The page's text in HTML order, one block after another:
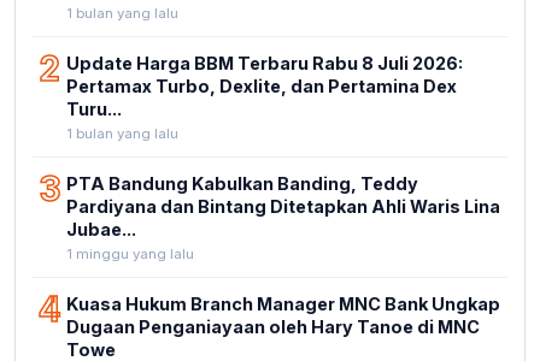
1 bulan yang lalu
2 Update Harga BBM Terbaru Rabu 8 Juli 2026:
Pertamax Turbo, Dexlite, dan Pertamina Dex
Turu...
1 bulan yang lalu
3 PTA Bandung Kabulkan Banding, Teddy
Pardiyana dan Bintang Ditetapkan Ahli Waris Lina
Jubae...
1 minggu yang lalu
4 Kuasa Hukum Branch Manager MNC Bank Ungkap
Dugaan Penganiayaan oleh Hary Tanoe di MNC
Towe